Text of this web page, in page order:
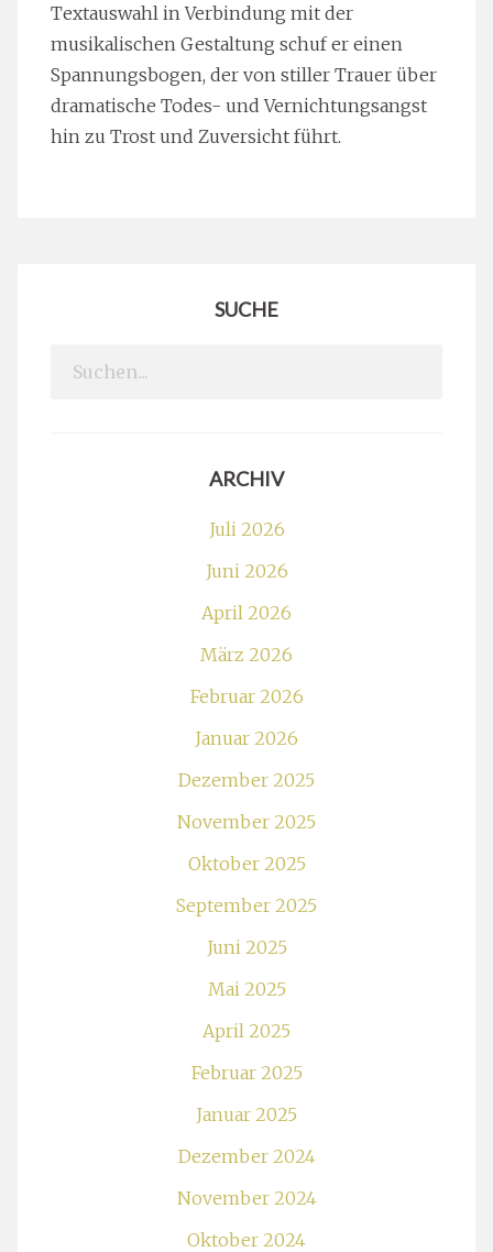
Textauswahl in Verbindung mit der
musikalischen Gestaltung schuf er einen
Spannungsbogen, der von stiller Trauer über
dramatische Todes- und Vernichtungsangst
hin zu Trost und Zuversicht führt.
SUCHE
Search
ARCHIV
Juli 2026
Juni 2026
April 2026
März 2026
Februar 2026
Januar 2026
Dezember 2025
November 2025
Oktober 2025
September 2025
Juni 2025
Mai 2025
April 2025
Februar 2025
Januar 2025
Dezember 2024
November 2024
Oktober 2024